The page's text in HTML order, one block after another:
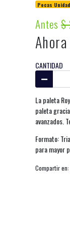
Pocas
Antes$
CANTIDAD
La paleta
paleta
avanzados.
Formato:
para mayor
Compartir en: